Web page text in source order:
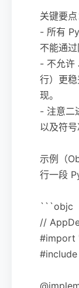
关键要点
- 所有
不能通过
- 不允许
行）更
现。
- 注意二
以及符号
示例（
行一段
```objc
//
#import